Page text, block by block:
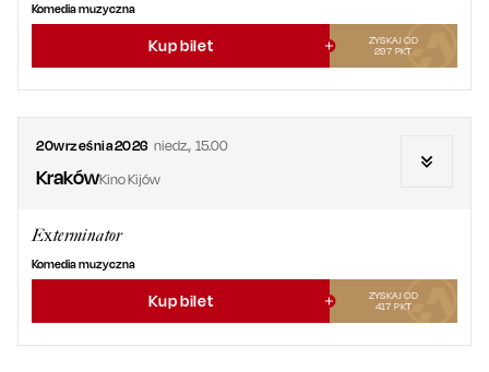
Komedia muzyczna
Kup bilet
ZYSKAJ OD
297 PKT
20września2026 niedz., 15.00
KrakówKino Kijów
Exterminator
Komedia muzyczna
Kup bilet
ZYSKAJ OD
417 PKT